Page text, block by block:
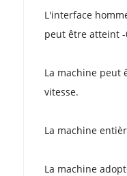
L'interface
peut être atteint -
La machine peut
vitesse.
La machine
La machine